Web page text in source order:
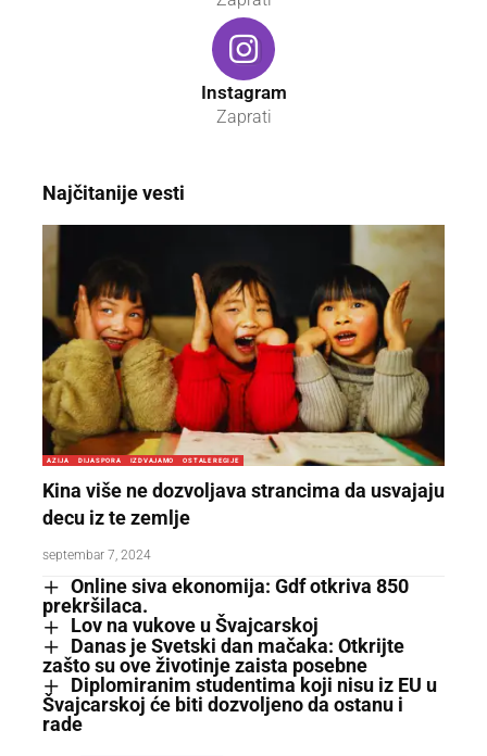
Instagram
Zaprati
Najčitanije vesti
AZIJA DIJASPORA IZDVAJAMO OSTALE REGIJE
Kina više ne dozvoljava strancima da usvajaju
decu iz te zemlje
septembar 7, 2024
Online siva ekonomija: Gdf otkriva 850
prekršilaca.
Lov na vukove u Švajcarskoj
Danas je Svetski dan mačaka: Otkrijte
zašto su ove životinje zaista posebne
Diplomiranim studentima koji nisu iz EU u
Švajcarskoj će biti dozvoljeno da ostanu i
rade